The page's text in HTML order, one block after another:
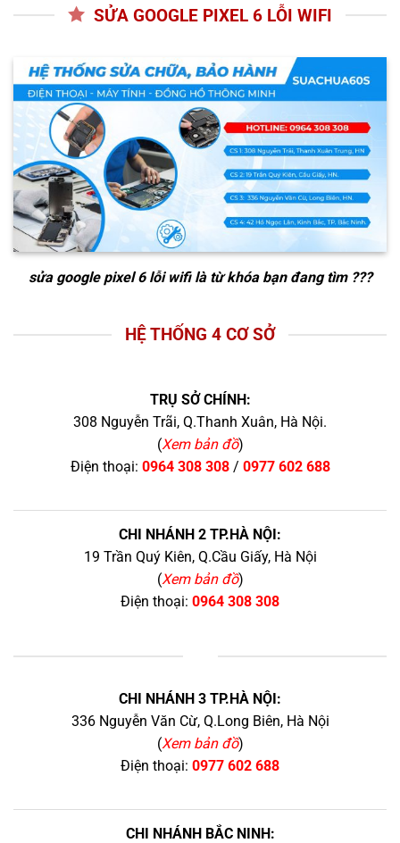
SỬA GOOGLE PIXEL 6 LỖI WIFI
sửa google pixel 6 lỗi wifilà từ khóa bạn đang tìm ???
HỆ THỐNG 4 CƠ SỞ
TRỤ SỞ CHÍNH:
308 Nguyễn Trãi, Q.Thanh Xuân, Hà Nội.
(Xem bản đồ)
Điện thoại: 0964 308 308/ 0977 602 688
CHI NHÁNH 2 TP.HÀ NỘI:
19 Trần Quý Kiên, Q.Cầu Giấy, Hà Nội
(Xem bản đồ)
Điện thoại: 0964 308 308
CHI NHÁNH 3 TP.HÀ NỘI:
336 Nguyễn Văn Cừ, Q.Long Biên, Hà Nội
(Xem bản đồ)
Điện thoại: 0977 602 688
CHI NHÁNH BẮC NINH: